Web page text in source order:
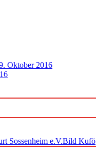
Oktober 2016
Sossenheim e.V.Bild Kufö